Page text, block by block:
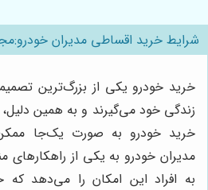
شرایط خرید اقساطی مدیران
خرید خودرو یکی از بزرگ‌ترین
زندگی خود می‌گیرند و به همین دلیل،
خرید خودرو به صورت یک‌جا
مدیران خودرو به یکی از
به افراد این امکان را می‌دهد که